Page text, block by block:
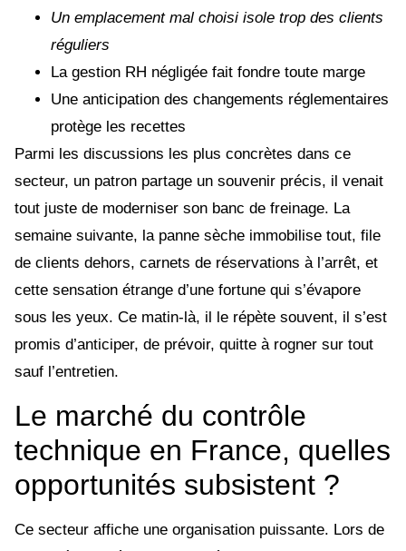
Un emplacement mal choisi isole trop des clients
réguliers
La gestion RH négligée fait fondre toute marge
Une anticipation des changements réglementaires
protège les recettes
Parmi les discussions les plus concrètes dans ce
secteur, un patron partage un souvenir précis, il venait
tout juste de moderniser son banc de freinage. La
semaine suivante, la panne sèche immobilise tout, file
de clients dehors, carnets de réservations à l’arrêt, et
cette sensation étrange d’une fortune qui s’évapore
sous les yeux. Ce matin-là, il le répète souvent, il s’est
promis d’anticiper, de prévoir, quitte à rogner sur tout
sauf l’entretien.
Le marché du contrôle
technique en France, quelles
opportunités subsistent ?
Ce secteur affiche une organisation puissante. Lors de